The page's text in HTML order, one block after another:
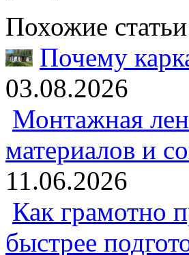
Похожие статьи
Почему
03.08.2026
Монтажная
материалов и
11.06.2026
Как грамотно
быстрее